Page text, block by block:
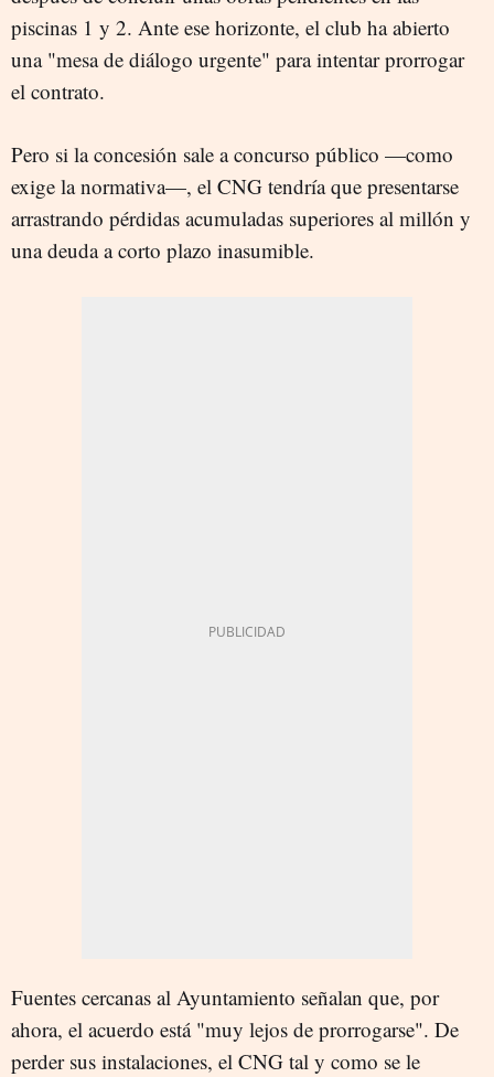
piscinas 1 y 2. Ante ese horizonte, el club ha abierto
una "mesa de diálogo urgente" para intentar prorrogar
el contrato.
Pero si la concesión sale a concurso público —como
exige la normativa—, el CNG tendría que presentarse
arrastrando pérdidas acumuladas superiores al millón y
una deuda a corto plazo inasumible.
Fuentes cercanas al Ayuntamiento señalan que, por
ahora, el acuerdo está "muy lejos de prorrogarse". De
perder sus instalaciones, el CNG tal y como se le